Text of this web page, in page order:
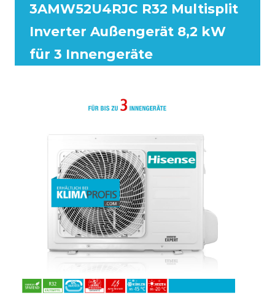
3AMW52U4RJC R32 Multisplit
Inverter Außengerät 8,2 kW
für 3 Innengeräte